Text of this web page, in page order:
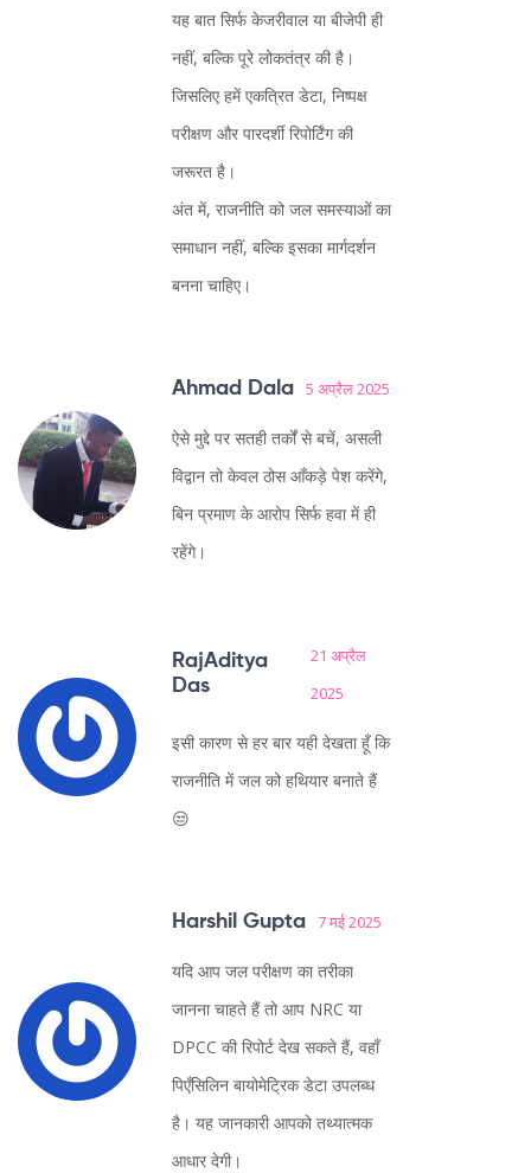
यह बात सिर्फ केजरीवाल या बीजेपी ही
नहीं, बल्कि पूरे लोकतंत्र की है।
जिसलिए हमें एकत्रित डेटा, निष्पक्ष
परीक्षण और पारदर्शी रिपोर्टिंग की
जरूरत है।
अंत में, राजनीति को जल समस्याओं का
समाधान नहीं, बल्कि इसका मार्गदर्शन
बनना चाहिए।
Ahmad Dala 5 अप्रैल 2025
ऐसे मुद्दे पर सतही तर्कों से बचें, असली
विद्वान तो केवल ठोस आँकड़े पेश करेंगे,
बिन प्रमाण के आरोप सिर्फ हवा में ही
रहेंगे।
RajAditya
Das
21 अप्रैल
2025
इसी कारण से हर बार यही देखता हूँ कि
राजनीति में जल को हथियार बनाते हैं
😒
Harshil Gupta 7 मई 2025
यदि आप जल परीक्षण का तरीका
जानना चाहते हैं तो आप NRC या
DPCC की रिपोर्ट देख सकते हैं, वहाँ
पिएँसिलिन बायोमेट्रिक डेटा उपलब्ध
है। यह जानकारी आपको तथ्यात्मक
आधार देगी।